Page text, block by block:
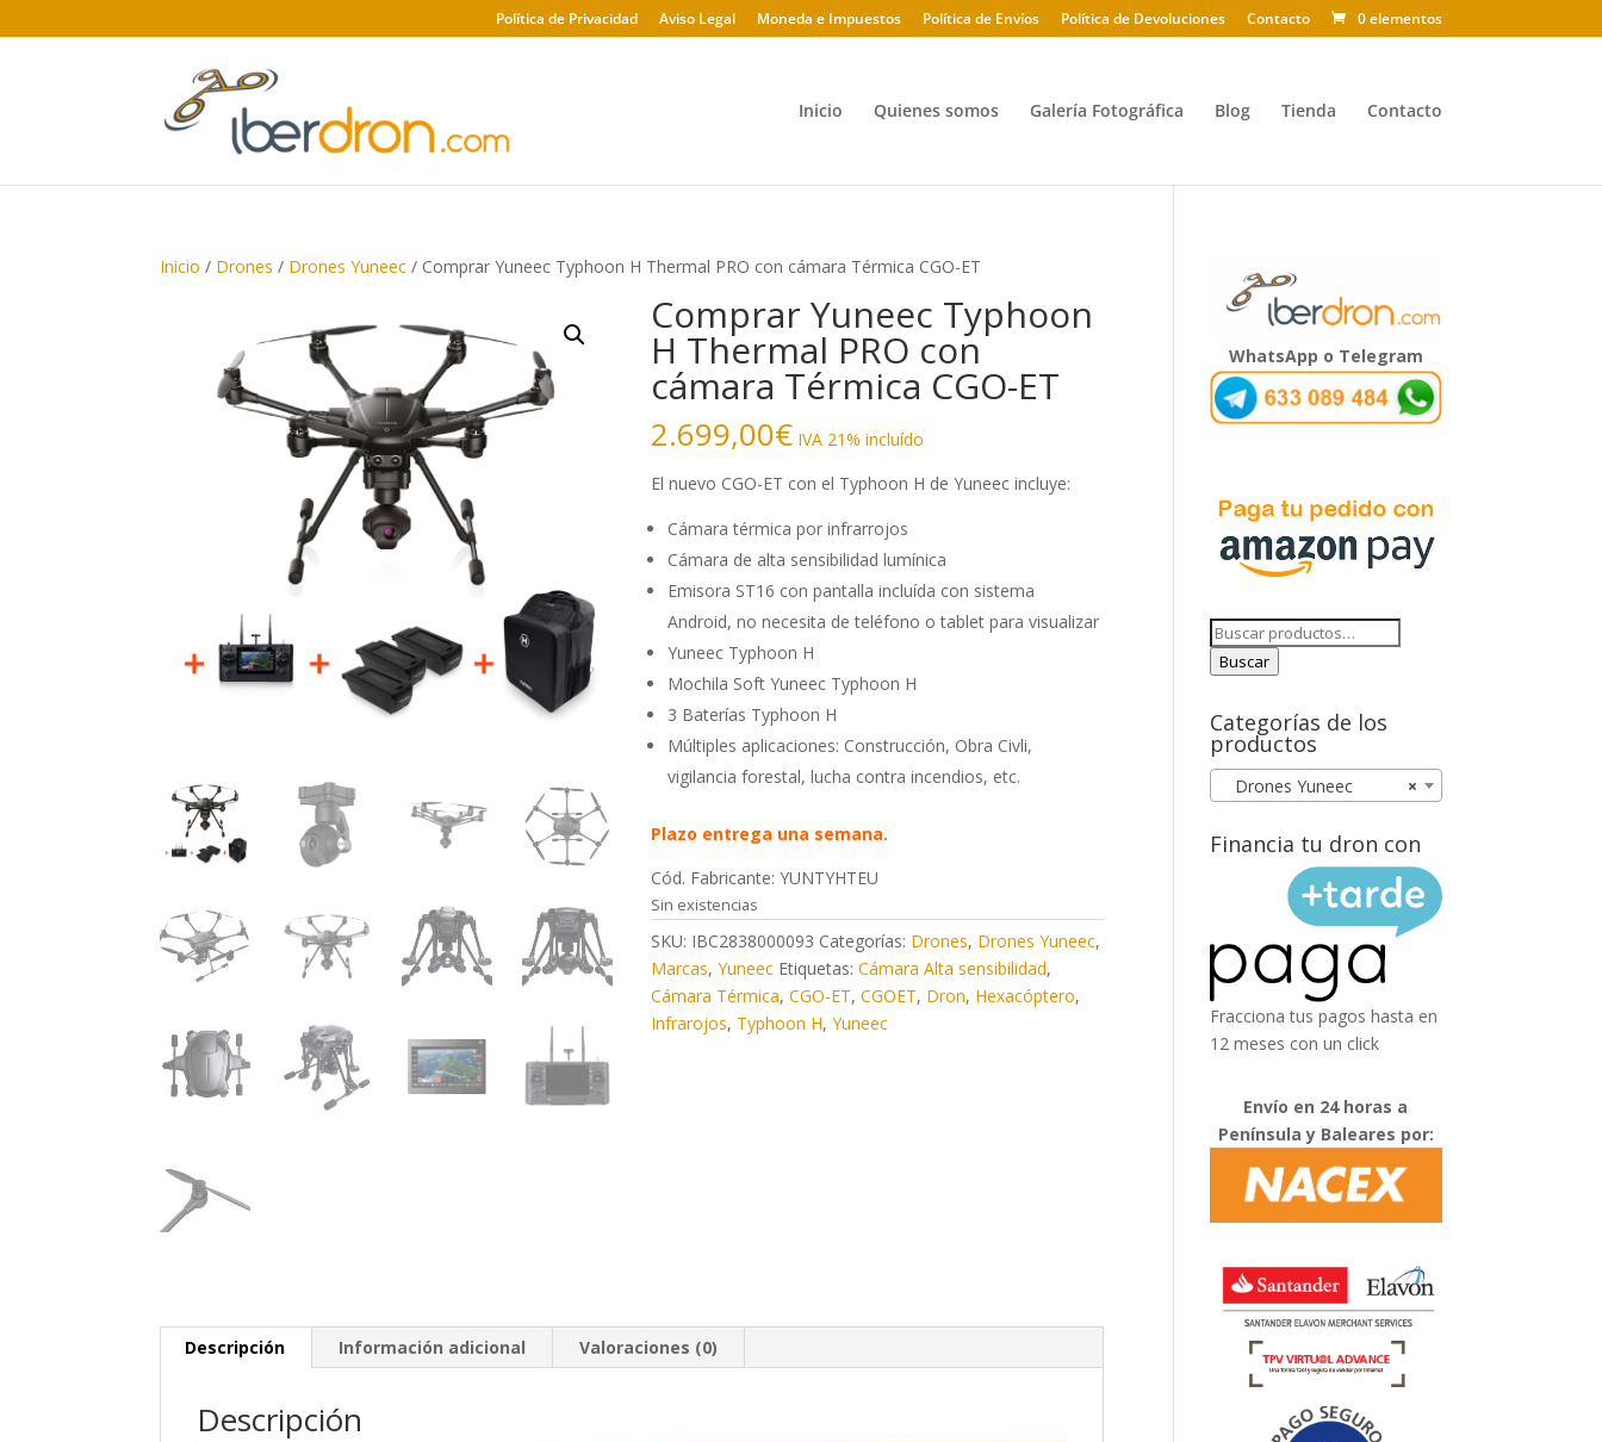
Política de Privacidad Aviso Legal Moneda e Impuestos Política de Envíos Política de Devoluciones Contacto 0 elementos
Inicio Quienes somos Galería Fotográfica Blog Tienda Contacto
Inicio / Drones / Drones Yuneec / Comprar Yuneec Typhoon H Thermal PRO con cámara Térmica CGO-ET
Comprar Yuneec Typhoon
H Thermal PRO con
cámara Térmica CGO-ET
2.699,00€ IVA 21% incluído
El nuevo CGO-ET con el Typhoon H de Yuneec incluye:
Cámara térmica por infrarrojos
Cámara de alta sensibilidad lumínica
Emisora ST16 con pantalla incluída con sistema
Android, no necesita de teléfono o tablet para visualizar
Yuneec Typhoon H
Mochila Soft Yuneec Typhoon H
3 Baterías Typhoon H
Múltiples aplicaciones: Construcción, Obra Civli,
vigilancia forestal, lucha contra incendios, etc.
Plazo entrega una semana.
Cód. Fabricante: YUNTYHTEU
Sin existencias
SKU: IBC2838000093 Categorías: Drones, Drones Yuneec,
Marcas,Yuneec Etiquetas:Cámara Alta sensibilidad,
Cámara Térmica,CGO-ET,CGOET, Dron, Hexacóptero,
Infrarojos, Typhoon H,Yuneec
Descripción Información adicional Valoraciones (0)
Descripción
WhatsApp o Telegram
Buscar
por:
Buscar
Categorías de los
productos
×
Drones Yuneec
Financia tu dron con
Fracciona tus pagos hasta en
12 meses con un click
Envío en 24 horas a
Península y Baleares por: